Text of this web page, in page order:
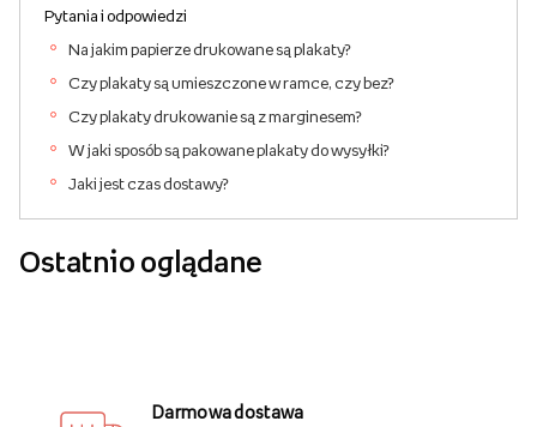
Pytania i odpowiedzi
Na jakim papierze drukowane są plakaty?
Czy plakaty są umieszczone w ramce, czy bez?
Czy plakaty drukowanie są z marginesem?
W jaki sposób są pakowane plakaty do wysyłki?
Jaki jest czas dostawy?
Ostatnio oglądane
Darmowa dostawa